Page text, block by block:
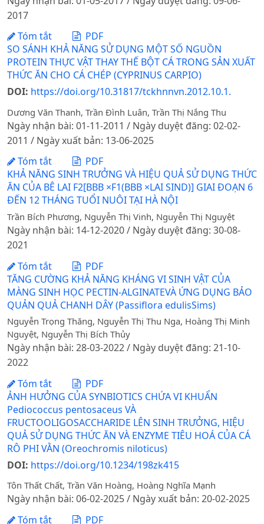
2017
Tóm tắt
PDF
SO SÁNH KHẢ NĂNG SỬ DỤNG MỘT SỐ NGUỒN
PROTEIN THỰC VẬT THAY THẾ BỘT CÁ TRONG SẢN XUẤT
THỨC ĂN CHO CÁ CHÉP (CYPRINUS CARPIO)
DOI: https://doi.org/10.31817/tckhnnvn.2012.10.1.
Dương Văn Thanh, Trần Đình Luân, Trần Thị Nắng Thu
Ngày nhận bài: 01-11-2011 / Ngày duyệt đăng: 02-02-
2011 / Ngày xuất bản: 13-06-2025
Tóm tắt
PDF
KHẢ NĂNG SINH TRƯỞNG VÀ HIỆU QUẢ SỬ DỤNG THỨC
ĂN CỦA BÊ LAI F2[BBB ×F1(BBB ×LAI SIND)] GIAI ĐOẠN 6
ĐẾN 12 THÁNG TUỔI NUÔI TẠI HÀ NỘI
Trần Bích Phương, Nguyễn Thị Vinh, Nguyễn Thị Nguyệt
Ngày nhận bài: 14-12-2020 / Ngày duyệt đăng: 30-08-
2021
Tóm tắt
PDF
TĂNG CƯỜNG KHẢ NĂNG KHÁNG VI SINH VẬT CỦA
MÀNG SINH HỌC PECTIN-ALGINATEVÀ ỨNG DỤNG BẢO
QUẢN QUẢ CHANH DÂY (Passiflora edulisSims)
Nguyễn Trọng Thăng, Nguyễn Thị Thu Nga, Hoàng Thị Minh
Nguyệt, Nguyễn Thị Bích Thủy
Ngày nhận bài: 28-03-2022 / Ngày duyệt đăng: 21-10-
2022
Tóm tắt
PDF
ẢNH HƯỞNG CỦA SYNBIOTICS CHỨA VI KHUẨN
Pediococcus pentosaceus VÀ
FRUCTOOLIGOSACCHARIDE LÊN SINH TRƯỞNG, HIỆU
QUẢ SỬ DỤNG THỨC ĂN VÀ ENZYME TIÊU HOÁ CỦA CÁ
RÔ PHI VẰN (Oreochromis niloticus)
DOI: https://doi.org/10.1234/198zk415
Tôn Thất Chất, Trần Văn Hoàng, Hoàng Nghĩa Mạnh
Ngày nhận bài: 06-02-2025 / Ngày xuất bản: 20-02-2025
Tóm tắt
PDF